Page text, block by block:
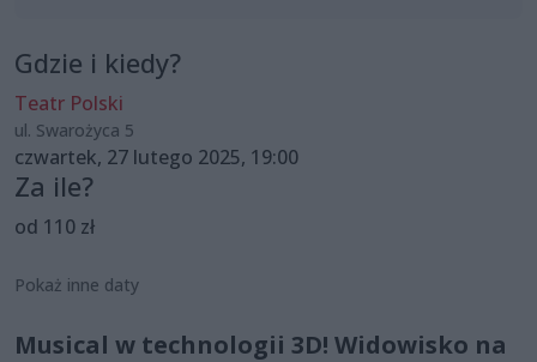
Gdzie i kiedy?
Teatr Polski
ul. Swarożyca 5
czwartek, 27 lutego 2025, 19:00
Za ile?
od 110 zł
Pokaż inne daty
Musical w technologii 3D! Widowisko na